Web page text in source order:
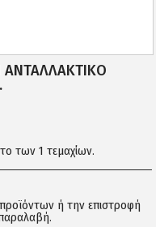
ΑΝΤΑΛΛΑΚΤΙΚΟ
των 1 τεμαχίων.
ή την επιστροφή